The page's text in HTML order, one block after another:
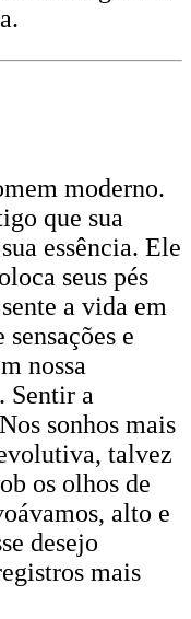
moderno.
que sua
essência. Ele
seus pés
a vida em
e
nossa
Sentir a
sonhos mais
talvez
os olhos de
alto e
desejo
mais